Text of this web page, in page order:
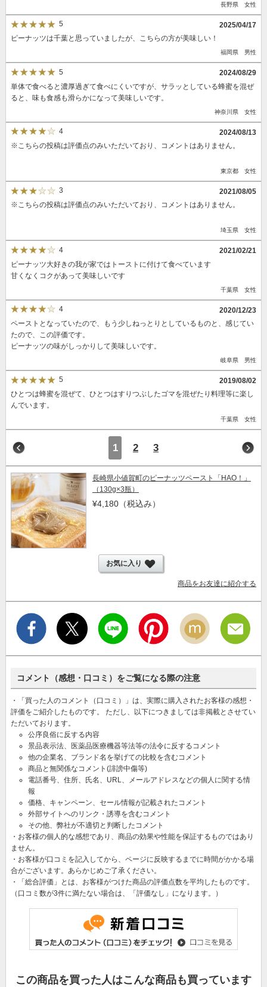
長野県 女性
5
2025/04/17
ピーナッツは千葉と思っていましたが、こちらの方が美味しい！
福岡県 男性
5
2024/08/29
単体で食べると濃厚過ぎて食べにくいですが、サラッとしている蜂蜜を混ぜ
ると、味も食感も滑らかになって美味しいです。
神奈川県 女性
4
2024/08/13
※こちらの投稿は評価点のみいただいており、コメントはありません。
東京都 女性
3
2021/08/05
※こちらの投稿は評価点のみいただいており、コメントはありません。
埼玉県 女性
4
2021/02/21
ピーナッツ大好きの我が家ではトーストに付けて食べています
甘くなくコクがあって美味しいです
千葉県 女性
4
2020/12/23
ペーストとなっていたので、もう少しねっとりとしているものと、感じてい
たので、この評価です。
ピーナッツの味がしっかりして美味しいです。
岐阜県 男性
5
2019/08/02
ひとつは蜂蜜を混ぜて、ひとつはすりつぶしたゴマを混ぜたり料理等に楽し
んでいます。
千葉県 女性
1 2 3
長崎県小値賀町のピーナッツペースト「HAO！」
（130g×3瓶）
¥4,180（税込み）
お気に入り
商品をお友達に紹介する
コメント（感想・口コミ）をご覧になる際の注意
・「買った人のコメント（口コミ）」は、実際に購入されたお客様の感想・
評価をご紹介したものです。 ただし、以下につきましては非掲載とさせてい
ただいております。
公序良俗に反する内容
景品表示法、医薬品医療機器等法等の法令に反するコメント
他の企業名、ブランド名を挙げての比較を含むコメント
商品と無関係なコメント(誹謗中傷等)
電話番号、住所、氏名、URL、メールアドレスなどの個人に関する情
報
価格、キャンペーン、セール情報が記載されたコメント
外部サイトへのリンク・誘導を含むコメント
その他、弊社が不適切と判断したコメント
・お客様の個人的な感想であり、商品の効果や性能を保証するものではあり
ません。
・お客様が口コミを記入してから、ページに反映するまでに時間がかかる場
合がございます。あらかじめご了承ください。
・「総合評価」とは、お客様がつけた商品の評価点数を平均したものです。
（口コミ数が3件に満たない場合は、「評価なし」になります。）
この商品を買った人はこんな商品も買っています